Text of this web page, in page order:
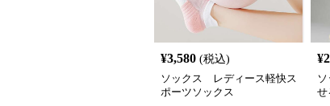
¥3,580 (税込)
ソックス レディース軽快ス
ポーツソックス
¥
せ